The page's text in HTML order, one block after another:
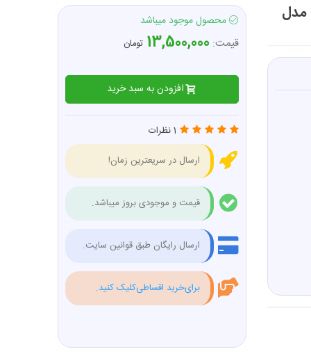
جغجغه بادی فشار قوی درایو 1/2 جنیوس GENIUS مدل محصول موجود میباشد
قیمت: 13,500,000 تومان
افزودن به سبد خرید
1 نظرات
ارسال در سریعترین زمان!
قیمت و موجودی بروز میباشد.
ارسال رایگان طبق قوانین سایت.
برای‌خرید اقساطی‌کلیک کنید.